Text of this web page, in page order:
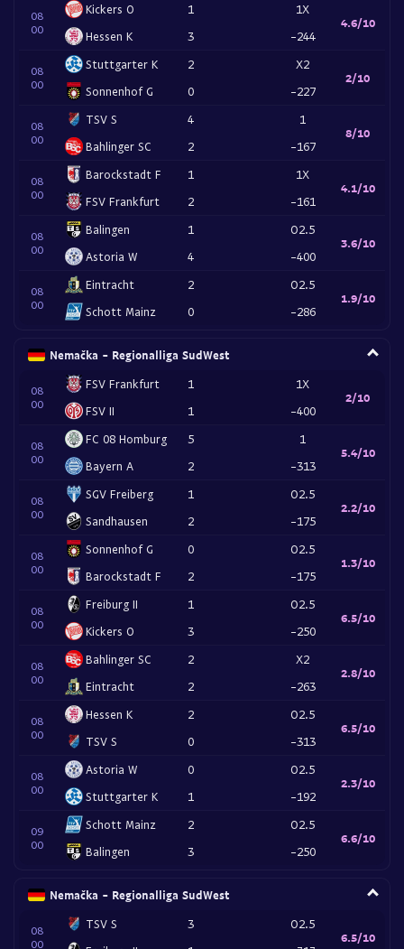
08
00
Kickers O
Hessen K
1
3
1X
-244
4.6/10
08
00
Stuttgarter K
Sonnenhof G
2
0
X2
-227
2/10
08
00
TSV S
Bahlinger SC
4
2
1
-167
8/10
08
00
Barockstadt F
FSV Frankfurt
1
2
1X
-161
4.1/10
08
00
Balingen
Astoria W
1
4
O2.5
-400
3.6/10
08
00
Eintracht
Schott Mainz
2
0
O2.5
-286
1.9/10
Nemačka - Regionalliga SudWest
08
00
FSV Frankfurt
FSV II
1
1
1X
-400
2/10
08
00
FC 08 Homburg
Bayern A
5
2
1
-313
5.4/10
08
00
SGV Freiberg
Sandhausen
1
2
O2.5
-175
2.2/10
08
00
Sonnenhof G
Barockstadt F
0
2
O2.5
-175
1.3/10
08
00
Freiburg II
Kickers O
1
3
O2.5
-250
6.5/10
08
00
Bahlinger SC
Eintracht
2
2
X2
-263
2.8/10
08
00
Hessen K
TSV S
2
0
O2.5
-313
6.5/10
08
00
Astoria W
Stuttgarter K
0
1
O2.5
-192
2.3/10
09
00
Schott Mainz
Balingen
2
3
O2.5
-250
6.6/10
Nemačka - Regionalliga SudWest
08
00
TSV S
3
O2.5
6.5/10